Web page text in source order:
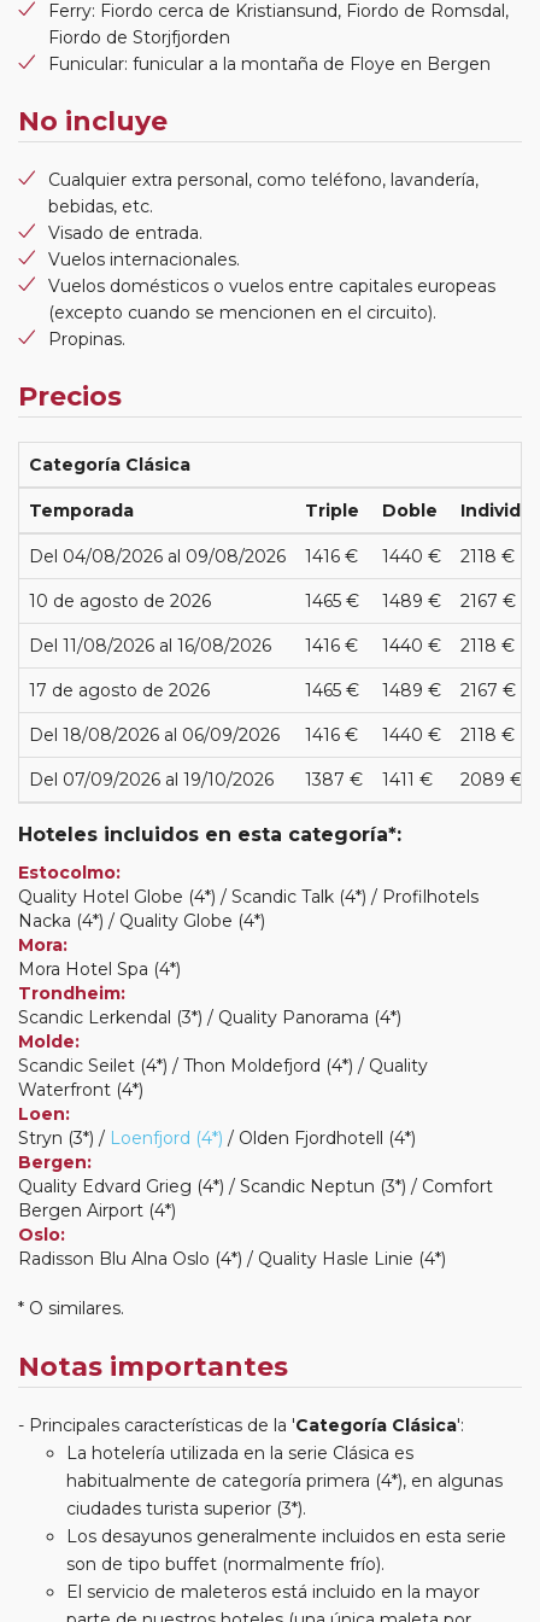
Ferry: Fiordo cerca de Kristiansund, Fiordo de Romsdal,
Fiordo de Storjfjorden
Funicular: funicular a la montaña de Floye en Bergen
No incluye
Cualquier extra personal, como teléfono, lavandería,
bebidas, etc.
Visado de entrada.
Vuelos internacionales.
Vuelos domésticos o vuelos entre capitales europeas
(excepto cuando se mencionen en el circuito).
Propinas.
Precios
Categoría Clásica
Temporada Triple Doble
Del 04/08/2026 al 09/08/2026 1416 € 1440 € 2118 €
10 de agosto de 2026 1465 € 1489 € 2167 €
Del 11/08/2026 al 16/08/2026 1416 € 1440 € 2118 €
17 de agosto de 2026 1465 € 1489 € 2167 €
Del 18/08/2026 al 06/09/2026 1416 € 1440 € 2118 €
Del 07/09/2026 al 19/10/2026 1387 € 1411 € 2089 €
Hoteles incluidos en esta categoría*:
Estocolmo:
Quality Hotel Globe (4*) / Scandic Talk (4*) / Profilhotels
Nacka (4*) / Quality Globe (4*)
Mora:
Mora Hotel Spa (4*)
Trondheim:
Scandic Lerkendal (3*) / Quality Panorama (4*)
Molde:
Scandic Seilet (4*) / Thon Moldefjord (4*) / Quality
Waterfront (4*)
Loen:
Stryn (3*) / Loenfjord (4*) / Olden Fjordhotell (4*)
Bergen:
Quality Edvard Grieg (4*) / Scandic Neptun (3*) / Comfort
Bergen Airport (4*)
Oslo:
Radisson Blu Alna Oslo (4*) / Quality Hasle Linie (4*)
* O similares.
Notas importantes
Principales características de la 'Categoría Clásica':
La hotelería utilizada en la serie Clásica es
habitualmente de categoría primera (4*), en algunas
ciudades turista superior (3*).
Los desayunos generalmente incluidos en esta serie
son de tipo buffet (normalmente frío).
El servicio de maleteros está incluido en la mayor